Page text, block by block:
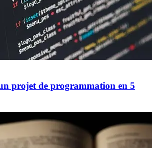
projet de programmation en 5